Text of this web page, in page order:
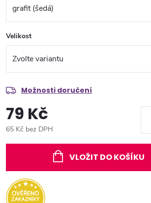
Velikost
Možnosti doručení
79 Kč
65 Kč bez DPH
VLOŽIT DO KOŠÍKU